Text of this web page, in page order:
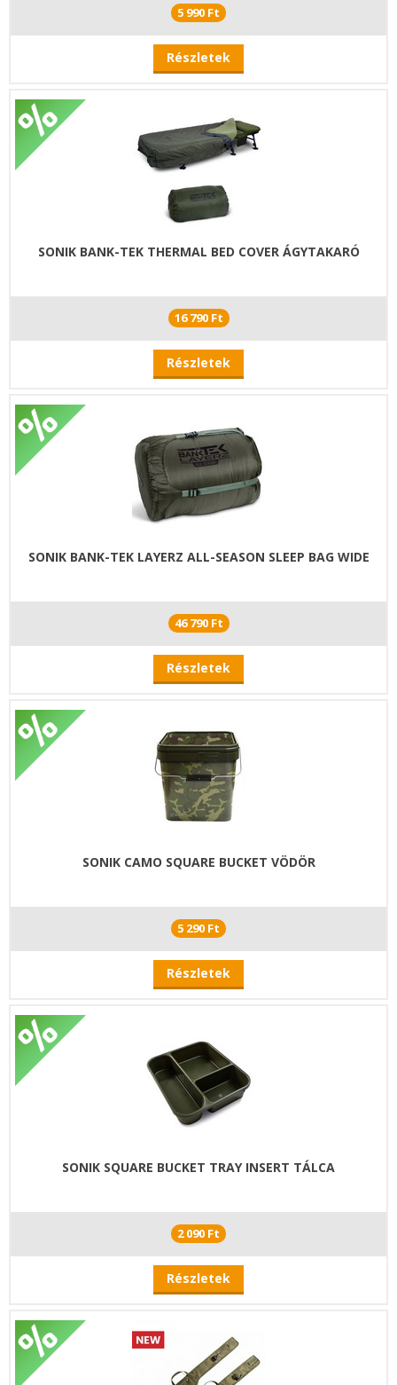
5 990 Ft
Részletek
SONIK BANK-TEK THERMAL BED COVER ÁGYTAKARÓ
16 790 Ft
Részletek
SONIK BANK-TEK LAYERZ ALL-SEASON SLEEP BAG WIDE
46 790 Ft
Részletek
SONIK CAMO SQUARE BUCKET VÖDÖR
5 290 Ft
Részletek
SONIK SQUARE BUCKET TRAY INSERT TÁLCA
2 090 Ft
Részletek